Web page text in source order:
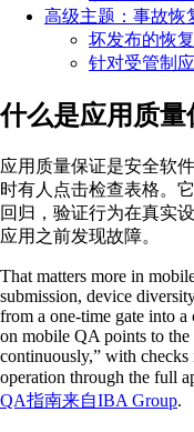
高级主题：事故恢
坏发布的恢
针对受管制
什么是应用质量
应用质量保证是安全软
时有人点击检查表格。
回归，验证行为在真实
应用之前发现故障。
That matters more in
submission, device
from a one-time gate into
on mobile QA points to the
continuously,” with checks
operation through the full
QA指南来自IBA Group.